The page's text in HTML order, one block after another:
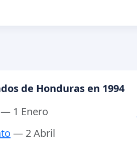
de Honduras en 1994
— 1 Enero
— 2 Abril